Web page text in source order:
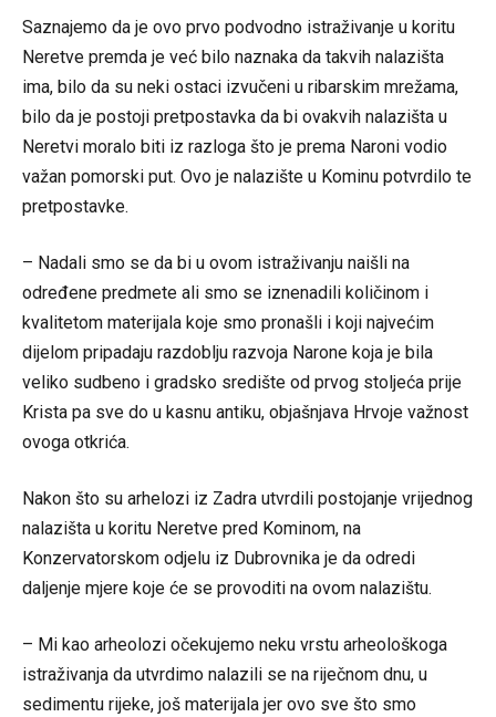
Saznajemo da je ovo prvo podvodno istraživanje u koritu
Neretve premda je već bilo naznaka da takvih nalazišta
ima, bilo da su neki ostaci izvučeni u ribarskim mrežama,
bilo da je postoji pretpostavka da bi ovakvih nalazišta u
Neretvi moralo biti iz razloga što je prema Naroni vodio
važan pomorski put. Ovo je nalazište u Kominu potvrdilo te
pretpostavke.
– Nadali smo se da bi u ovom istraživanju naišli na
određene predmete ali smo se iznenadili količinom i
kvalitetom materijala koje smo pronašli i koji najvećim
dijelom pripadaju razdoblju razvoja Narone koja je bila
veliko sudbeno i gradsko središte od prvog stoljeća prije
Krista pa sve do u kasnu antiku, objašnjava Hrvoje važnost
ovoga otkrića.
Nakon što su arhelozi iz Zadra utvrdili postojanje vrijednog
nalazišta u koritu Neretve pred Kominom, na
Konzervatorskom odjelu iz Dubrovnika je da odredi
daljenje mjere koje će se provoditi na ovom nalazištu.
– Mi kao arheolozi očekujemo neku vrstu arheološkoga
istraživanja da utvrdimo nalazili se na riječnom dnu, u
sedimentu rijeke, još materijala jer ovo sve što smo